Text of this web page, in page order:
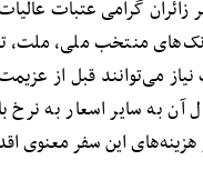
گرامی عتبات
منتخب ملی، ملت،
می‌توانند قبل از
۱۰۰ یورو و یا معادل آن به سایر
این سفر معنوی